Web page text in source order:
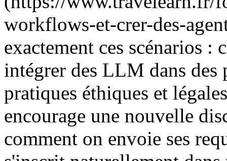
workflows-et-crer-des-
exactement ces scénarios :
intégrer des LLM dans des
pratiques éthiques et
encourage une nouvelle
comment on envoie ses